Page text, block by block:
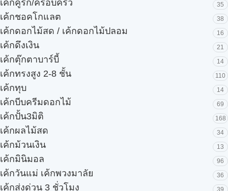
เค้กคู่รัก/ครอบครัว 35
เค้กชอคโกแลต 38
เค้กดอกไม้สด / เค้กดอกไม้ปลอม 16
เค้กดึงเงิน 21
เค้กตุ๊กตาบาร์บี้ 14
เค้กทรงสูง 2-8 ชั้น 110
เค้กทุบ 14
เค้กบีบครีมดอกไม้ 69
เค้กปั้น3มิติ 168
เค้กผลไม้สด 34
เค้กม้วนเงิน 13
เค้กมินิมอล 96
เค้กวันแม่ เค้กพวงมาลัย 36
เค้กส่งด่วน 3 ชั่วโมง 39